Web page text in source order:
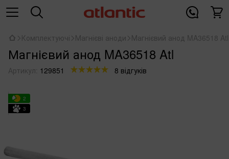
Комплектуючі Магнієві аноди Магнієвий анод MA36518 Atl
Магнієвий анод MA36518 Atl
Артикул: 129851 8 відгуків
2
3